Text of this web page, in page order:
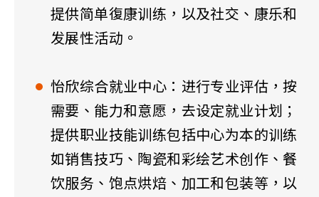
提供简单復康训练，以及社交、康乐和
发展性活动。
怡欣综合就业中心：进行专业评估，按
需要、能力和意愿，去设定就业计划；
提供职业技能训练包括中心为本的训练
如销售技巧、陶瓷和彩绘艺术创作、餐
饮服务、饱点烘焙、加工和包装等，以